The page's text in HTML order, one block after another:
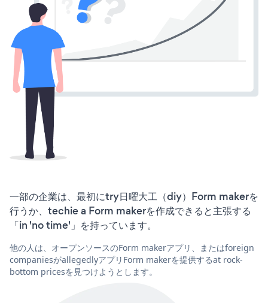
一部の企業は、最初にtry日曜大工（diy）Form makerを
行うか、techie a Form makerを作成できると主張する
「in 'no time'」を持っています。
他の人は、オープンソースのForm makerアプリ、またはforeign
companiesがallegedlyアプリForm makerを提供するat rock-
bottom pricesを見つけようとします。